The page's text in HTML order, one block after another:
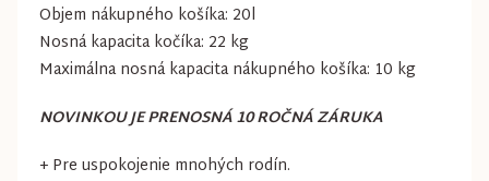
Objem nákupného košíka: 20l
Nosná kapacita kočíka: 22 kg
Maximálna nosná kapacita nákupného košíka: 10 kg
NOVINKOU JE PRENOSNÁ 10 ROČNÁ ZÁRUKA
+ Pre uspokojenie mnohých rodín.